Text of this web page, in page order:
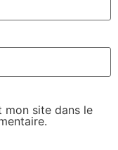
mon site dans le